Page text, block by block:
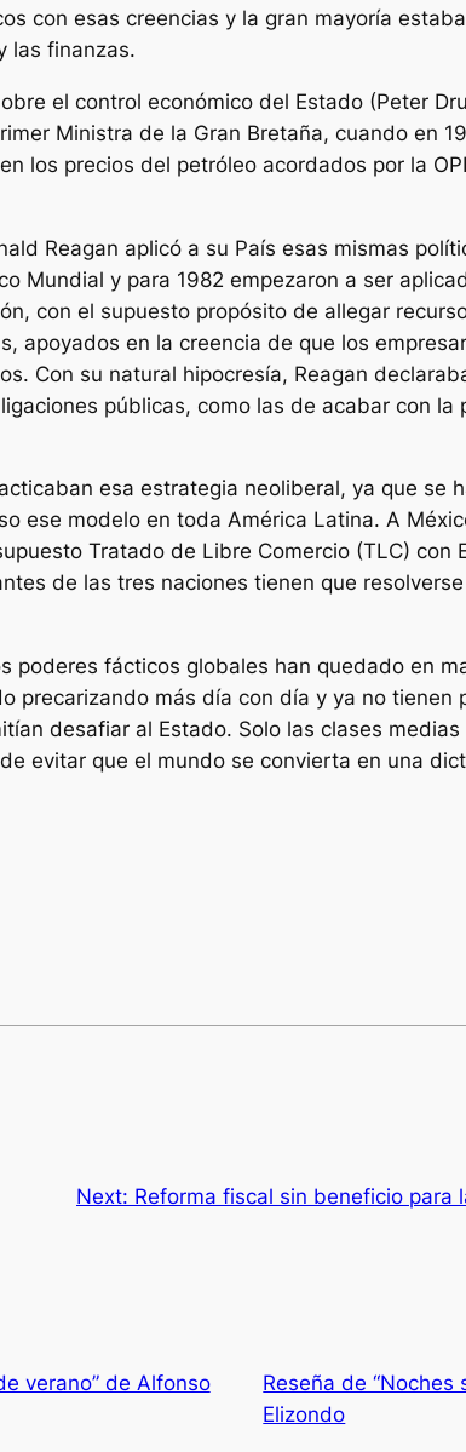
con esas creencias y la gran mayoría
las finanzas.
el control económico del Estado (Peter
Ministra de la Gran Bretaña, cuando en
los precios del petróleo acordados por la
Reagan aplicó a su País esas mismas
Mundial y para 1982 empezaron a ser
con el supuesto propósito de allegar
apoyados en la creencia de que los
Con su natural hipocresía, Reagan
públicas, como las de acabar con la
esa estrategia neoliberal, ya que se
ese modelo en toda América Latina. A
Tratado de Libre Comercio (TLC) con
de las tres naciones tienen que
poderes fácticos globales han quedado en
precarizando más día con día y ya no tienen
desafiar al Estado. Solo las clases
evitar que el mundo se convierta en una
Next: Reforma fiscal sin beneficio para
verano” de Alfonso
Reseña de “Noches
Elizondo